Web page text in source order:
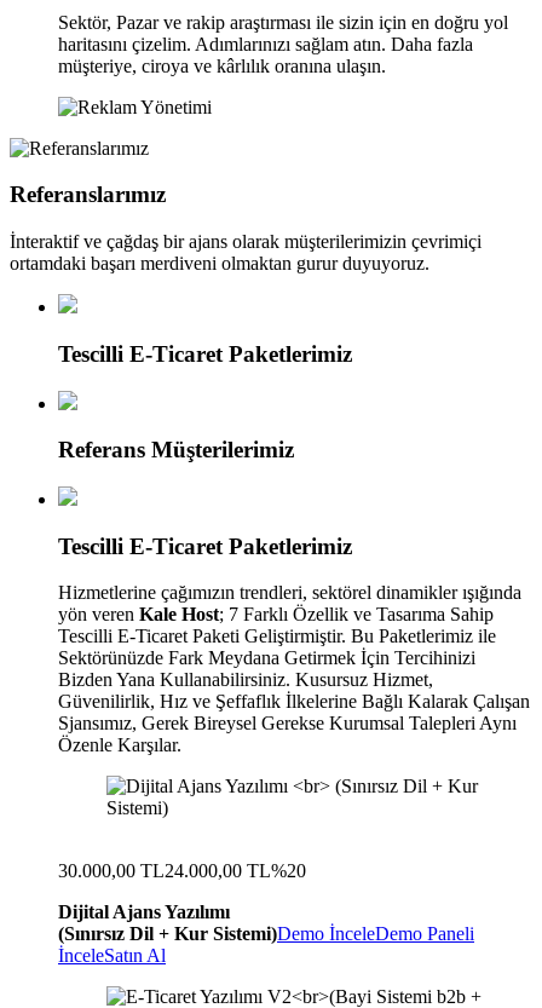
Sektör, Pazar ve rakip araştırması ile sizin için en doğru yol
haritasını çizelim. Adımlarınızı sağlam atın. Daha fazla
müşteriye, ciroya ve kârlılık oranına ulaşın.
Referanslarımız
İnteraktif ve çağdaş bir ajans olarak müşterilerimizin çevrimiçi
ortamdaki başarı merdiveni olmaktan gurur duyuyoruz.
Tescilli E-Ticaret Paketlerimiz
Referans Müşterilerimiz
Tescilli E-Ticaret Paketlerimiz
Hizmetlerine çağımızın trendleri, sektörel dinamikler ışığında
yön veren Kale Host; 7 Farklı Özellik ve Tasarıma Sahip
Tescilli E-Ticaret Paketi Geliştirmiştir. Bu Paketlerimiz ile
Sektörünüzde Fark Meydana Getirmek İçin Tercihinizi
Bizden Yana Kullanabilirsiniz. Kusursuz Hizmet,
Güvenilirlik, Hız ve Şeffaflık İlkelerine Bağlı Kalarak Çalışan
Sjansımız, Gerek Bireysel Gerekse Kurumsal Talepleri Aynı
Özenle Karşılar.
30.000,00 TL24.000,00 TL%20
Dijital Ajans Yazılımı
(Sınırsız Dil + Kur Sistemi)Demo İnceleDemo Paneli
İnceleSatın Al